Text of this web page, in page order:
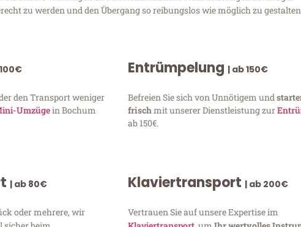
zu werden und den Übergang so reibungslos wie möglich zu
den Transport weniger
Umzügein Bochum
Entrümpelung | ab 150€
Befreien Sie sich von Unnötigem und
frischmit unserer Dienstleistung zur
ab 150€.
| ab 80€
oder mehrere, wir
Klaviertransport | ab 200€
Vertrauen Sie auf unsere Expertise im